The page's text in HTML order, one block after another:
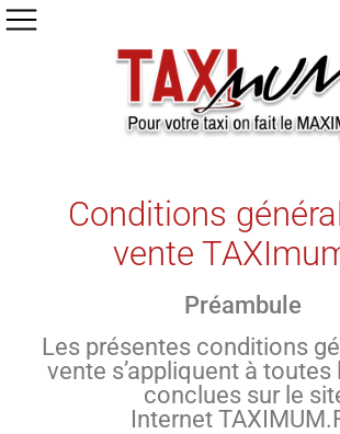
Conditions
vente
Préambule
Les présentes conditions
vente s’appliquent à
conclues sur le
Internet